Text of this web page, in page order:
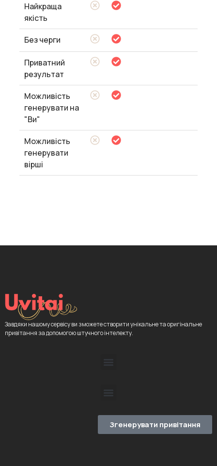
Найкраща
якість
Без черги
Приватний
результат
Можливість
генерувати на
"Ви"
Можливість
генерувати
вірші
Завдяки нашому сервісу ви зможете створити унікальне та оригінальне
привітання за допомогою штучного інтелекту.
Згенерувати привітання